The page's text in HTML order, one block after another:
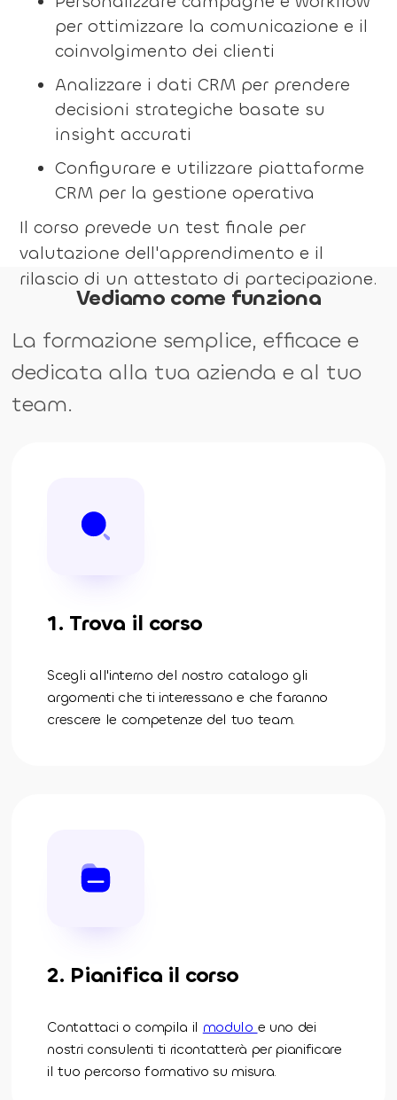
per ottimizzare la comunicazione e il
coinvolgimento dei clienti
Analizzare i dati CRM per prendere
decisioni strategiche basate su
insight accurati
Configurare e utilizzare piattaforme
CRM per la gestione operativa
Il corso prevede un test finale per
valutazione dell'apprendimento e il
rilascio di un attestato di partecipazione.
Vediamo come funziona
La formazione semplice, efficace e
dedicata alla tua azienda e al tuo
team.
1. Trova il corso
Scegli all'interno del nostro catalogo gli
argomenti che ti interessano e che faranno
crescere le competenze del tuo team.
2. Pianifica il corso
Contattaci o compila il modulo e uno dei
nostri consulenti ti ricontatterà per pianificare
il tuo percorso formativo su misura.